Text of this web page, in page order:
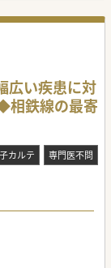
広い疾患に対
相鉄線の最寄
カルテ 専門医不問